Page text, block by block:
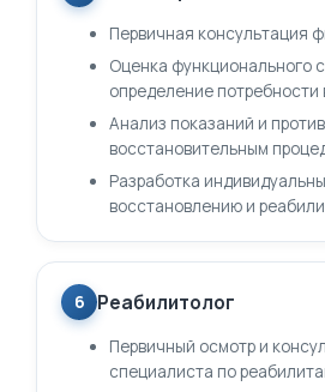
Первичная консультация
Оценка функционального
определение потребности
Анализ показаний и
восстановительным
Разработка
восстановлению и
6 Реабилитолог
Первичный осмотр и
специалиста по